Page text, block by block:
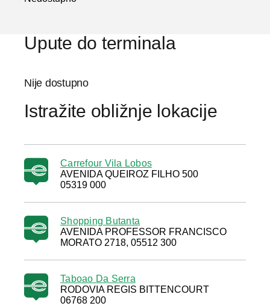
Upute do terminala
Nije dostupno
Istražite obližnje lokacije
Carrefour Vila Lobos
AVENIDA QUEIROZ FILHO 500
05319 000
Shopping Butanta
AVENIDA PROFESSOR FRANCISCO
MORATO 2718, 05512 300
Taboao Da Serra
RODOVIA REGIS BITTENCOURT
06768 200